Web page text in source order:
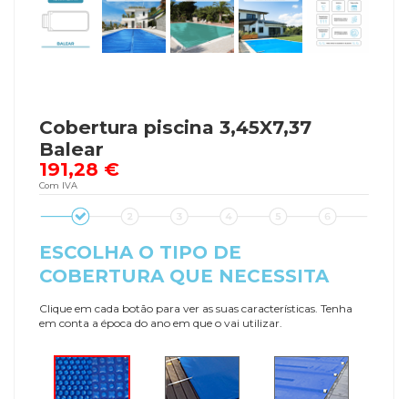
Cobertura piscina 3,45X7,37
Balear
191,28 €
Com IVA
ESCOLHA O TIPO DE
COBERTURA QUE NECESSITA
Clique em cada botão para ver as suas características. Tenha
em conta a época do ano em que o vai utilizar.